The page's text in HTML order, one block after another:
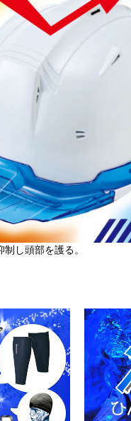
し頭部を護る。